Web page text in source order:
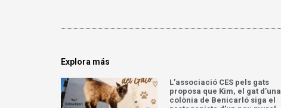
Explora más
L’associació CES pels gats
proposa que Kim, el gat d’una
colònia de Benicarló siga el